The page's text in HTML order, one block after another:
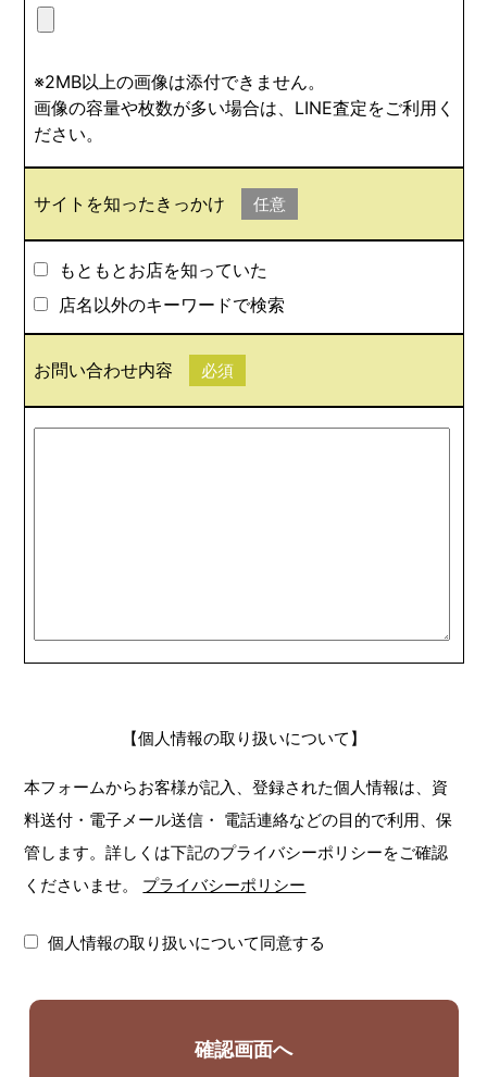
※2MB以上の画像は添付できません。
画像の容量や枚数が多い場合は、LINE査定をご利用く
ださい。
サイトを知ったきっかけ 任意
もともとお店を知っていた
店名以外のキーワードで検索
お問い合わせ内容 必須
【個人情報の取り扱いについて】
本フォームからお客様が記入、登録された個人情報は、資
料送付・電子メール送信・ 電話連絡などの目的で利用、保
管します。詳しくは下記のプライバシーポリシーをご確認
くださいませ。
プライバシーポリシー
個人情報の取り扱いについて同意する